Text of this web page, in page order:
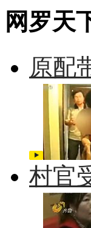
网罗天
原配
村官